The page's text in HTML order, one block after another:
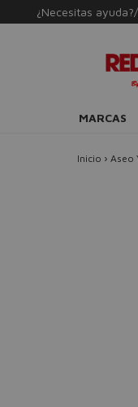
¿Necesitas
MARCAS
Inicio › Aseo